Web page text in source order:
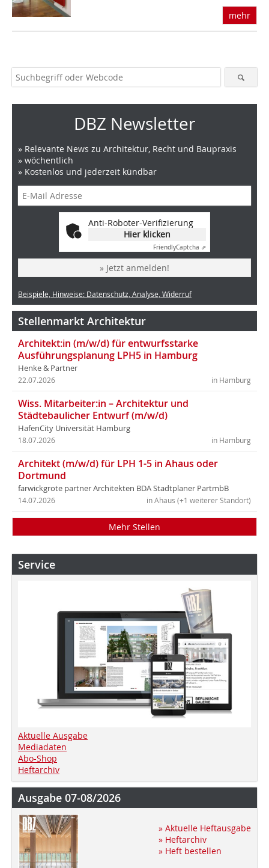
mehr
DBZ Newsletter
» Relevante News zu Architektur, Recht und Baupraxis
» wöchentlich
» Kostenlos und jederzeit kündbar
Anti-Roboter-Verifizierung
Hier klicken
FriendlyCaptcha ⇗
» Jetzt anmelden!
Beispiele, Hinweise: Datenschutz, Analyse, Widerruf
Stellenmarkt Architektur
Architekt:in (m/w/d) für entwurfsstarke
Ausführungsplanung LPH5 in Hamburg
Henke & Partner
in Hamburg
22.07.2026
Wiss. Mitarbeiter:in – Architektur und
Städtebaulicher Entwurf (m/w/d)
HafenCity Universität Hamburg
in Hamburg
18.07.2026
Architekt (m/w/d) für LPH 1-5 in Ahaus oder
Dortmund
farwickgrote partner Architekten BDA Stadtplaner PartmbB
in Ahaus (+1 weiterer Standort)
14.07.2026
Mehr Stellen
Service
Aktuelle Ausgabe
Mediadaten
Abo-Shop
Heftarchiv
Ausgabe 07-08/2026
» Aktuelle Heftausgabe
» Heftarchiv
» Heft bestellen